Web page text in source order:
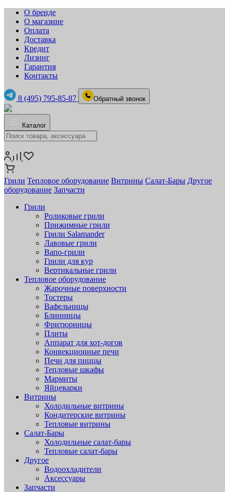
О бренде
О магазине
Оплата
Доставка
Кредит
Лизинг
Гарантия
Контакты
8 (495) 795-85-87 Обратный звонок
Каталог
Грили Тепловое оборудование Витрины Салат-Бары Другое
оборудование Запчасти
Грили
Роликовые грили
Прижимные грили
Грили Salamander
Лавовые грили
Вапо-грили
Грили для кур
Вертикальные грили
Тепловое оборудование
Жарочные поверхности
Тостеры
Вафельницы
Блинницы
Фритюрницы
Плиты
Аппарат для хот-догов
Конвекционные печи
Печи для пиццы
Тепловые шкафы
Мармиты
Яйцеварки
Витрины
Холодильные витрины
Кондитерские витрины
Тепловые витрины
Салат-Бары
Холодильные салат-бары
Тепловые салат-бары
Другое
Водоохладители
Аксессуары
Запчасти